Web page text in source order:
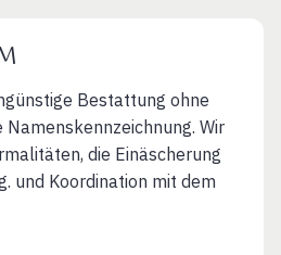
Bestattung ohne
Wir
die Einäscherung
und Koordination mit dem